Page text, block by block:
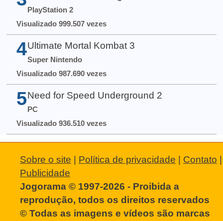
PlayStation 2
Visualizado 999.507 vezes
4 Ultimate Mortal Kombat 3
Super Nintendo
Visualizado 987.690 vezes
5 Need for Speed Underground 2
PC
Visualizado 936.510 vezes
Sobre o site | Política de privacidade | Contato |
Publicidade
Jogorama © 1997-2026 - Proibida a
reprodução, todos os direitos reservados
© Todas as imagens e vídeos são marcas